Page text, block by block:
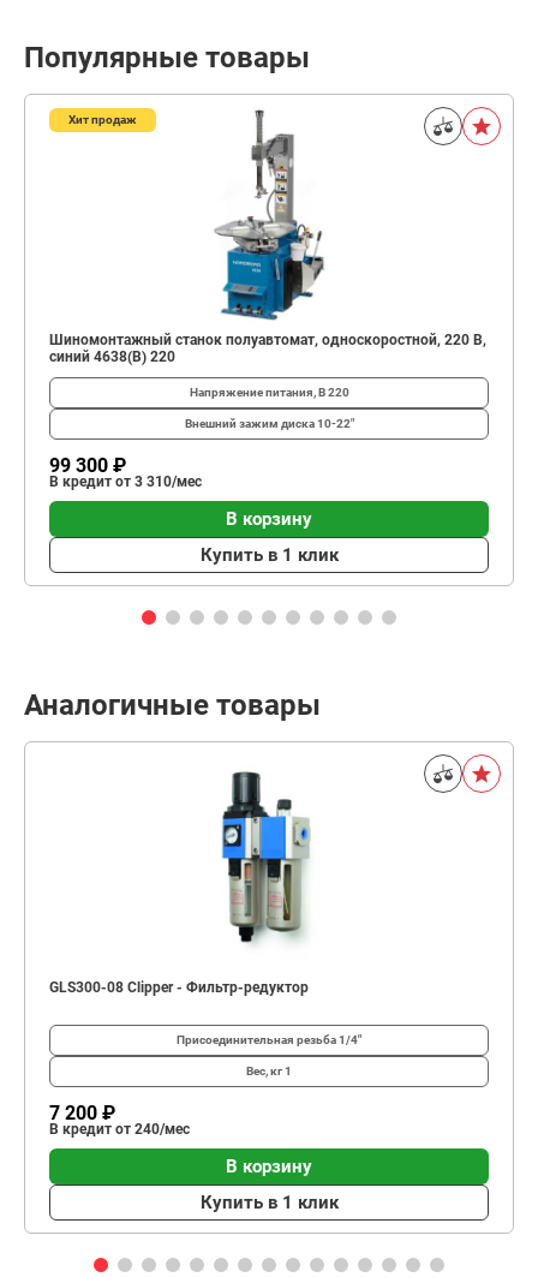
Популярные товары
Хит продаж
Шиномонтажный станок полуавтомат, односкоростной, 220 В,
синий 4638(B) 220
Напряжение питания, В220
Внешний зажим диска10-22"
99 300 ₽
В кредит от 3 310/мес
В корзину
Купить в 1 клик
Аналогичные товары
GLS300-08 Clipper - Фильтр-редуктор
Присоединительная резьба1/4"
Вес, кг1
7 200 ₽
В кредит от 240/мес
В корзину
Купить в 1 клик